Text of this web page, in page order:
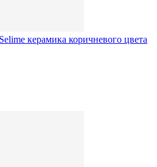
керамика коричневого цвета